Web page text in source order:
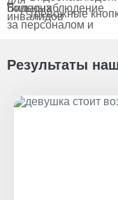
тревожные
Результаты